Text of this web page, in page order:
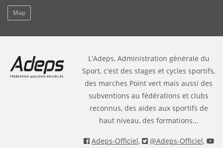
Map
L'Adeps, Administration générale du
Sport, c'est des stages et cycles sportifs,
des marches Point vert mais aussi des
subventions au fédérations et clubs
reconnus, des aides aux sportifs de
haut niveau, des formations...
Adeps-Officiel, @Adeps-Officiel,